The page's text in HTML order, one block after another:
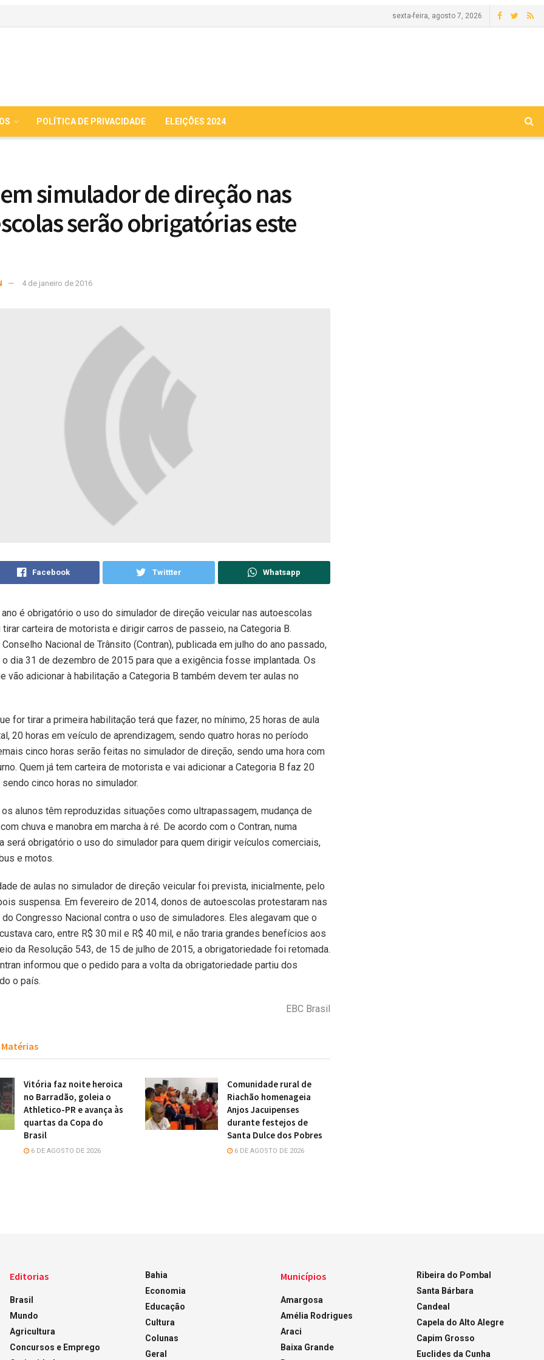
sexta-feira, agosto 7, 2026
POLÍTICA DE PRIVACIDADE ELEIÇÕES 2024
simulador de direção nas
serão obrigatórias este
4 de janeiro de 2016
Facebook Twittter Whatsapp
é obrigatório o uso do simulador de direção veicular nas autoescolas
tirar carteira de motorista e dirigir carros de passeio, na Categoria B.
Nacional de Trânsito (Contran), publicada em julho do ano passado,
dia 31 de dezembro de 2015 para que a exigência fosse implantada. Os
vão adicionar à habilitação a Categoria B também devem ter aulas no
for tirar a primeira habilitação terá que fazer, no mínimo, 25 horas de aula
20 horas em veículo de aprendizagem, sendo quatro horas no período
cinco horas serão feitas no simulador de direção, sendo uma hora com
Quem já tem carteira de motorista e vai adicionar a Categoria B faz 20
sendo cinco horas no simulador.
os alunos têm reproduzidas situações como ultrapassagem, mudança de
chuva e manobra em marcha à ré. De acordo com o Contran, numa
será obrigatório o uso do simulador para quem dirigir veículos comerciais,
e motos.
de aulas no simulador de direção veicular foi prevista, inicialmente, pelo
suspensa. Em fevereiro de 2014, donos de autoescolas protestaram nas
Congresso Nacional contra o uso de simuladores. Eles alegavam que o
caro, entre R$ 30 mil e R$ 40 mil, e não traria grandes benefícios aos
da Resolução 543, de 15 de julho de 2015, a obrigatoriedade foi retomada.
informou que o pedido para a volta da obrigatoriedade partiu dos
o país.
EBC Brasil
Matérias
Vitória faz noite heroica
no Barradão, goleia o
Athletico-PR e avança às
quartas da Copa do
Brasil
6 DE AGOSTO DE 2026
Comunidade rural de
Riachão homenageia
Anjos Jacuipenses
durante festejos de
Santa Dulce dos Pobres
6 DE AGOSTO DE 2026
Editorias
Brasil
Mundo
Agricultura
Concursos e Emprego
Bahia
Economia
Educação
Cultura
Colunas
Geral
Municípios
Amargosa
Amélia Rodrigues
Araci
Baixa Grande
Ribeira do Pombal
Santa Bárbara
Candeal
Capela do Alto Alegre
Capim Grosso
Euclides da Cunha